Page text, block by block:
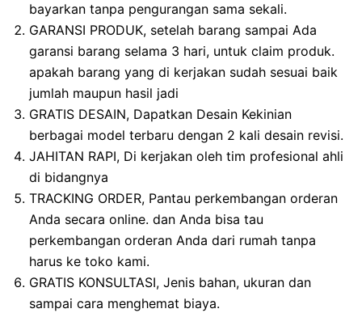
bayarkan tanpa pengurangan sama sekali.
GARANSI PRODUK, setelah barang sampai Ada
garansi barang selama 3 hari, untuk claim produk.
apakah barang yang di kerjakan sudah sesuai baik
jumlah maupun hasil jadi
GRATIS DESAIN, Dapatkan Desain Kekinian
berbagai model terbaru dengan 2 kali desain revisi.
JAHITAN RAPI, Di kerjakan oleh tim profesional ahli
di bidangnya
TRACKING ORDER, Pantau perkembangan orderan
Anda secara online. dan Anda bisa tau
perkembangan orderan Anda dari rumah tanpa
harus ke toko kami.
GRATIS KONSULTASI, Jenis bahan, ukuran dan
sampai cara menghemat biaya.